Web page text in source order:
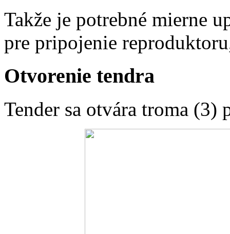
Takže je potrebné mierne
pre pripojenie
Otvorenie tendra
Tender sa otvára troma (3)